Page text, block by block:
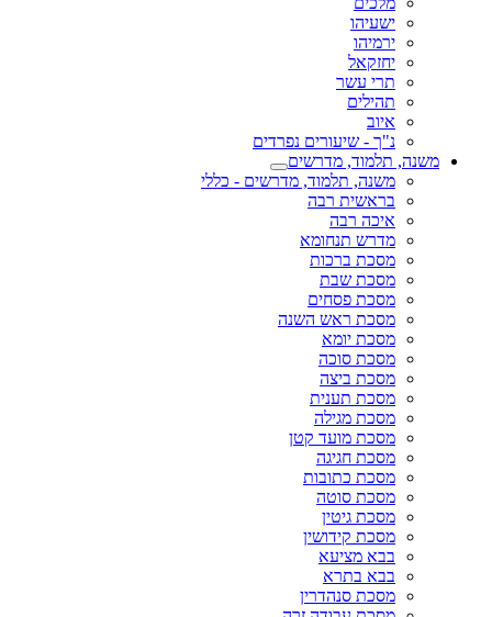
ישעיהו
ירמיהו
יחזקאל
תרי עשר
תהילים
איוב
נ"ך - שיעורים נפרדים
משנה, תלמוד, מדרשים
משנה, תלמוד, מדרשים - כללי
בראשית רבה
איכה רבה
מדרש תנחומא
מסכת ברכות
מסכת שבת
מסכת פסחים
מסכת ראש השנה
מסכת יומא
מסכת סוכה
מסכת ביצה
מסכת תענית
מסכת מגילה
מסכת מועד קטן
מסכת חגיגה
מסכת כתובות
מסכת סוטה
מסכת גיטין
מסכת קידושין
בבא מציעא
בבא בתרא
מסכת סנהדרין